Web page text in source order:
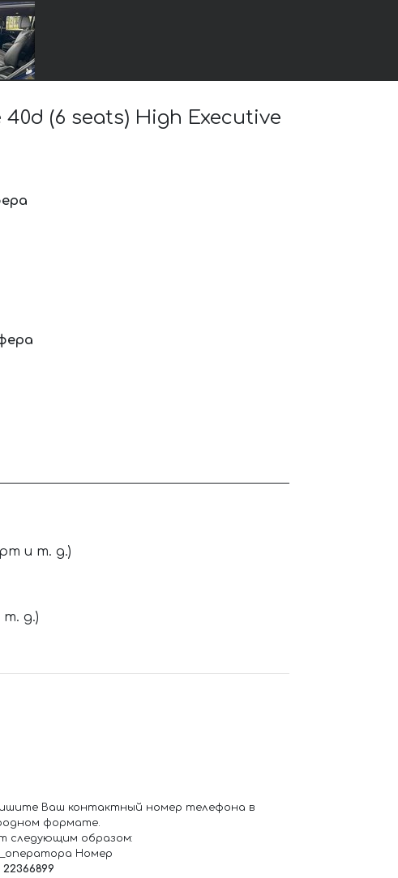
(6 seats) High Executive
и т. д.)
т. д.)
Ваш контактный номер телефона в
формате.
следующим образом:
Номер
22366899